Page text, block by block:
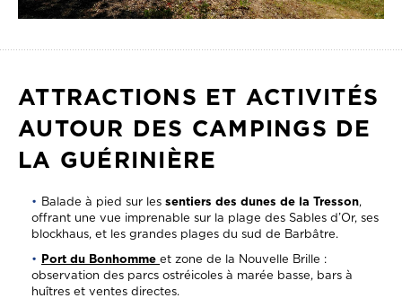
ATTRACTIONS ET ACTIVITÉS
AUTOUR DES CAMPINGS DE
LA GUÉRINIÈRE
Balade à pied sur les sentiers des dunes de la Tresson,
offrant une vue imprenable sur la plage des Sables d’Or, ses
blockhaus, et les grandes plages du sud de Barbâtre.
Port du Bonhomme et zone de la Nouvelle Brille :
observation des parcs ostréicoles à marée basse, bars à
huîtres et ventes directes.